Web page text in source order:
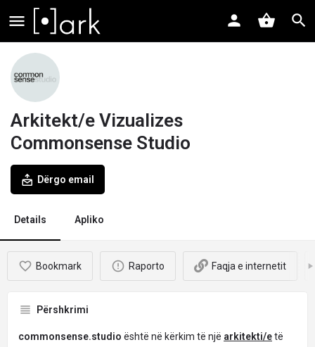
Arkitekt/e Vizualizes
Commonsense Studio
Dërgo email
Details Apliko
Bookmark Raporto Faqja e internetit
Përshkrimi
commonsense.studio është në kërkim të një arkitekti/etë